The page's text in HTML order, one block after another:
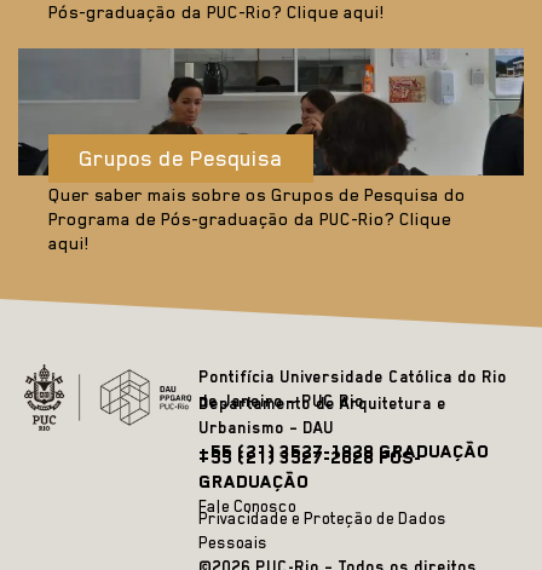
Pós-graduação da PUC-Rio? Clique aqui!
Grupos de Pesquisa
Quer saber mais sobre os Grupos de Pesquisa do
Programa de Pós-graduação da PUC-Rio? Clique
aqui!
Pontifícia Universidade Católica do Rio
de Janeiro – PUC Rio
Departamento de Arquitetura e
Urbanismo – DAU
+55 (21) 3527-1828 GRADUAÇÃO
+55 (21) 3527-2628 PÓS-
GRADUAÇÃO
Fale Conosco
Privacidade e Proteção de Dados
Pessoais